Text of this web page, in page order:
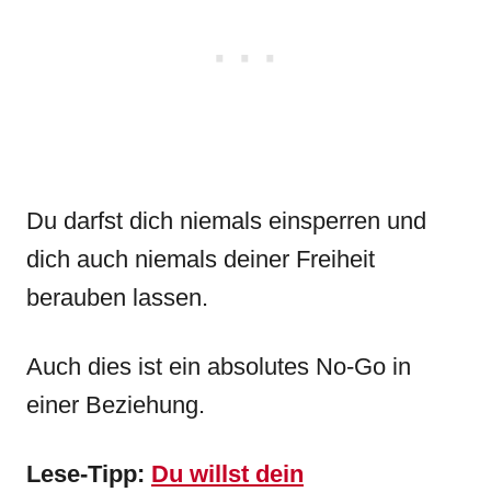
Du darfst dich niemals einsperren und
dich auch niemals deiner Freiheit
berauben lassen.
Auch dies ist ein absolutes No-Go in
einer Beziehung.
Lese-Tipp: Du willst dein